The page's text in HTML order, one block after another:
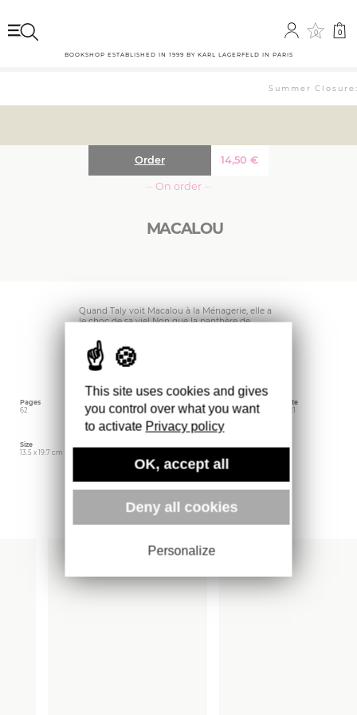
0 0
BOOKSHOP ESTABLISHED IN 1999 BY KARL LAGERFELD IN PARIS
Summer
MACALOU
14,50€
Order
··· On order ···
Quand Taly voit Macalou à la Ménagerie, elle a
le choc de sa vie! Non que la panthère de
fillette comprend tout ce qu’elle lui dit:
Macalou a peur car elle doit rencontrer un mâle
venu d’un autre zoo. Comment le lui faire aimer
et sauver son espèce?
Pages
62
Language
French
Publishing date
September 2021
Size
13.5 x 19.7 cm
naturelle
More books
This site uses cookies and gives
you control over what you want
to activate Privacy policy
OK, accept all
Deny all cookies
Personalize